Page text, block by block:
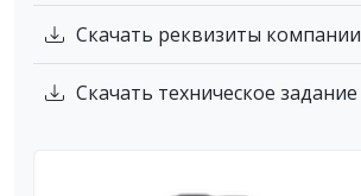
Скачать реквизиты компании
Скачать техническое задание